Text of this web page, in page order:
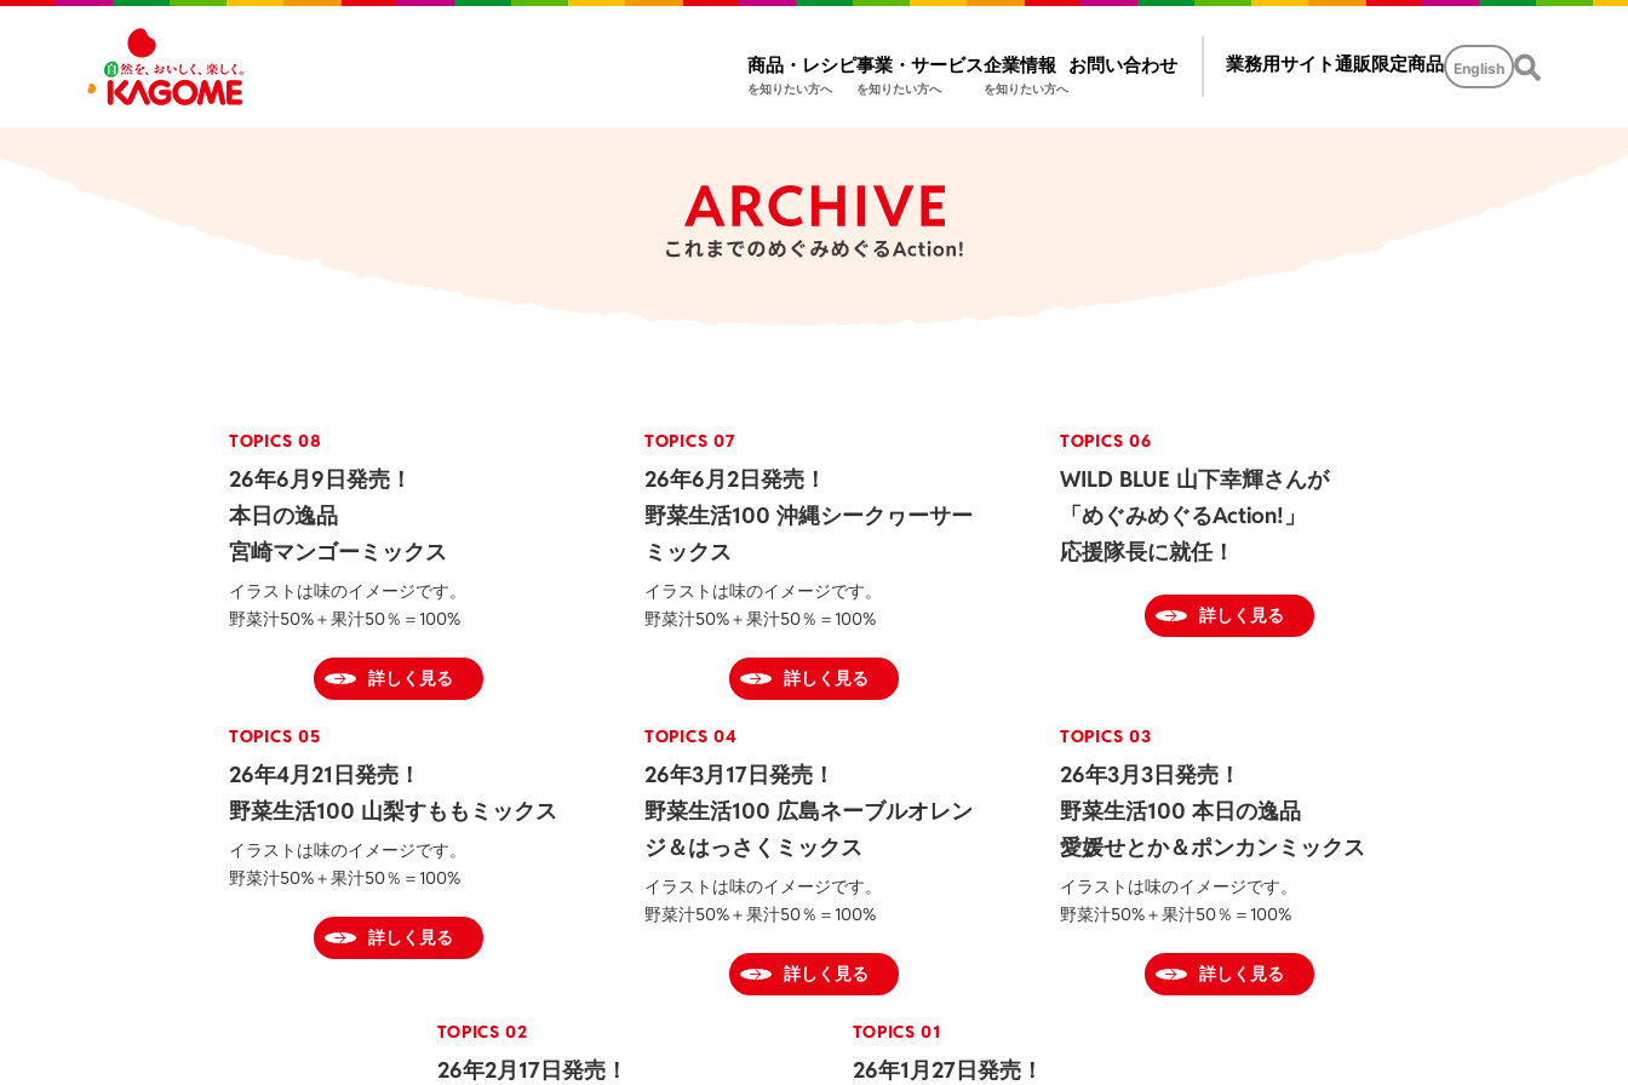
商品・レシピ
を知りたい方へ
事業・サービス
を知りたい方へ
企業情報
を知りたい方へ
お問い合わせ 業務用サイト通販限定商品 English
TOPICS 08
26年6月9日発売！
本日の逸品
宮崎マンゴーミックス
イラストは味のイメージです。
野菜汁50%＋果汁50％＝100%
詳しく見る
TOPICS 07
26年6月2日発売！
野菜生活100 沖縄シークヮーサー
ミックス
イラストは味のイメージです。
野菜汁50%＋果汁50％＝100%
詳しく見る
TOPICS 06
WILD BLUE 山下幸輝さんが
「めぐみめぐるAction!」
応援隊長に就任！
詳しく見る
TOPICS 05
26年4月21日発売！
野菜生活100 山梨すももミックス
イラストは味のイメージです。
野菜汁50%＋果汁50％＝100%
詳しく見る
TOPICS 04
26年3月17日発売！
野菜生活100 広島ネーブルオレン
ジ＆はっさくミックス
イラストは味のイメージです。
野菜汁50%＋果汁50％＝100%
詳しく見る
TOPICS 03
26年3月3日発売！
野菜生活100 本日の逸品
愛媛せとか＆ポンカンミックス
イラストは味のイメージです。
野菜汁50%＋果汁50％＝100%
詳しく見る
TOPICS 02
26年2月17日発売！
TOPICS 01
26年1月27日発売！